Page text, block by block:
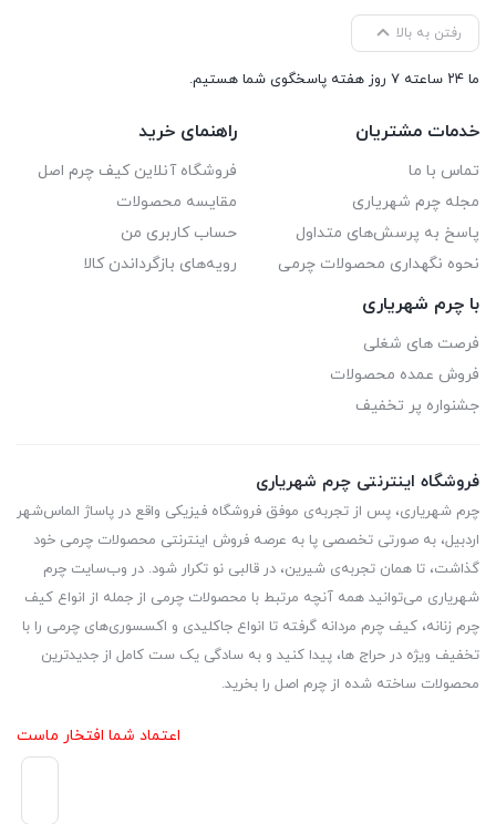
رفتن به بالا
ما ۲۴ ساعته ۷ روز هفته پاسخگوی شما هستیم.
خدمات مشتریان
تماس با ما
مجله چرم شهریاری
پاسخ به پرسش‌های متداول
نحوه نگهداری محصولات چرمی
راهنمای خرید
فروشگاه آنلاین کیف چرم اصل
مقایسه محصولات
حساب کاربری من
رویه‌های بازگرداندن کالا
با چرم شهریاری
فرصت های شغلی
فروش عمده محصولات
جشنواره پر تخفیف
فروشگاه اینترنتی چرم شهریاری
چرم شهریاری، پس از تجربه‌ی موفق فروشگاه فیزیکی واقع در پاساژ الماس‌شهر
اردبیل، به صورتی تخصصی پا به عرصه فروش اینترنتی محصولات چرمی خود
گذاشت، تا همان تجربه‌ی شیرین، در قالبی نو تکرار شود. در وب‌سایت چرم
شهریاری می‌توانید همه آنچه مرتبط با محصولات چرمی از جمله از انواع کیف
چرم زنانه، کیف چرم مردانه گرفته تا انواع جاکلیدی و اکسسوری‌های چرمی را با
تخفیف ویژه در حراج ها، پیدا کنید و به سادگی یک ست کامل از جدیدترین‌
محصولات ساخته شده از چرم اصل را بخرید.
اعتماد شما افتخار ماست